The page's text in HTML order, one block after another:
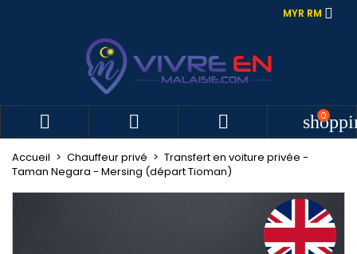
MYR RM 
   0
Accueil Chauffeur privé
Transfert en voiture privée -
Taman Negara - Mersing (départ Tioman)